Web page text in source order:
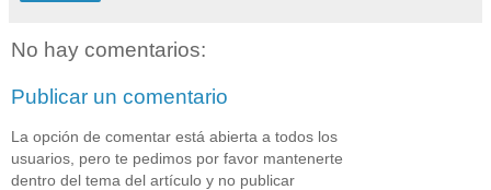
No hay comentarios:
Publicar un comentario
La opción de comentar está abierta a todos los
usuarios, pero te pedimos por favor mantenerte
dentro del tema del artículo y no publicar